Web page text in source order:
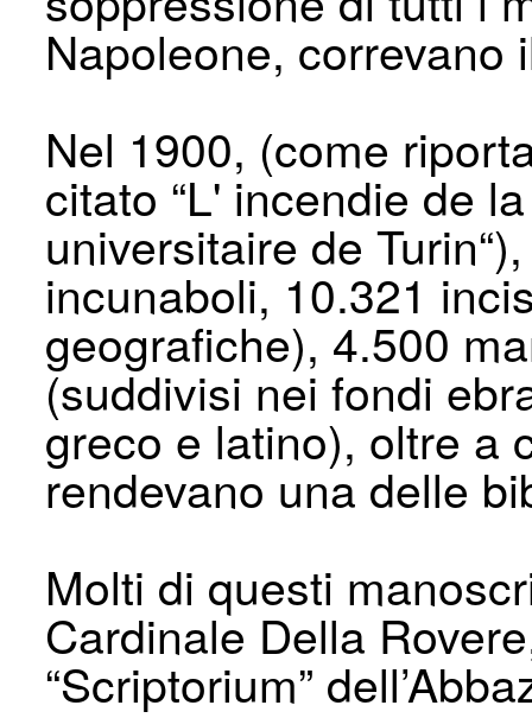
Napoleone,
Nel 1900, (come
citato “L' incendie de
universitaire de
incunaboli, 10.321
geografiche), 4.500
(suddivisi nei fondi
greco e latino), oltre a
rendevano una delle
Molti di questi
Cardinale Della
“Scriptorium”